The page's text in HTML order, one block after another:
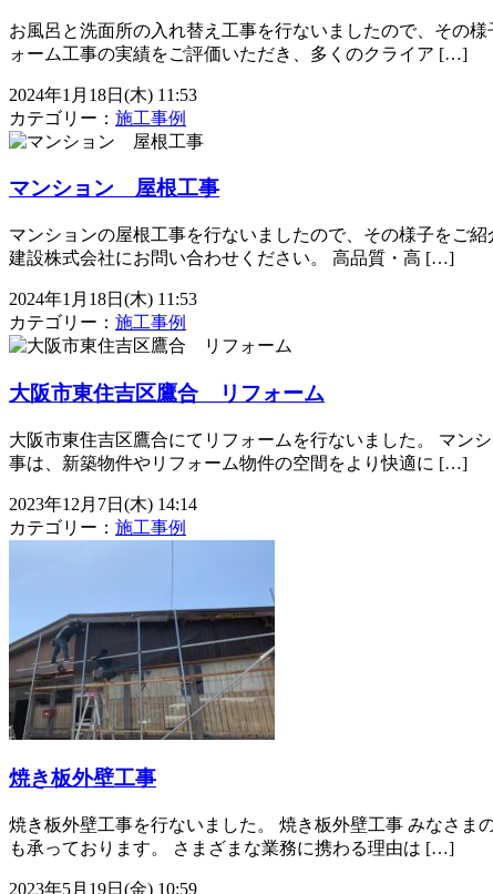
お風呂と洗面所の入れ替え工事を行ないましたので、その
ォーム工事の実績をご評価いただき、多くのクライア […]
2024年1月18日(木) 11:53
カテゴリー： 施工事例
マンション 屋根工事
マンションの屋根工事を行ないましたので、その様子をご
建設株式会社にお問い合わせください。 高品質・高 […]
2024年1月18日(木) 11:53
カテゴリー： 施工事例
大阪市東住吉区鷹合 リフォーム
大阪市東住吉区鷹合にてリフォームを行ないました。 マン
事は、新築物件やリフォーム物件の空間をより快適に […]
2023年12月7日(木) 14:14
カテゴリー： 施工事例
焼き板外壁工事
焼き板外壁工事を行ないました。 焼き板外壁工事 みなさ
も承っております。 さまざまな業務に携わる理由は […]
2023年5月19日(金) 10:59